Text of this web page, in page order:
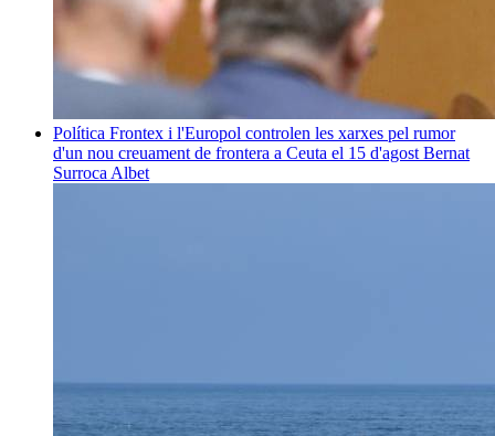
Política Frontex i l'Europol controlen les xarxes pel rumor
d'un nou creuament de frontera a Ceuta el 15 d'agost Bernat
Surroca Albet